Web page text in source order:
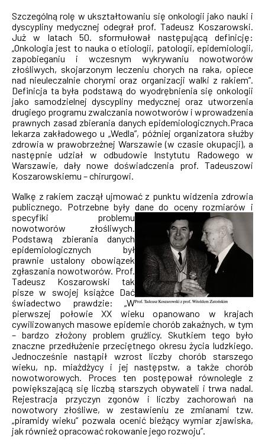
Szczególną rolę w ukształtowaniu się onkologii jako nauki i
dyscypliny medycznej odegrał prof. Tadeusz Koszarowski.
Już w latach 50. sformułował następującą definicję:
„Onkologia jest to nauka o etiologii, patologii, epidemiologii,
zapobieganiu i wczesnym wykrywaniu nowotworów
złośliwych, skojarzonym leczeniu chorych na raka, opiece
nad nieuleczalnie chorymi oraz organizacji walki z rakiem”.
Definicja ta była podstawą do wyodrębnienia się onkologii
jako samodzielnej dyscypliny medycznej oraz utworzenia
drugiego programu zwalczania nowotworów i wprowadzenia
prawnych zasad zbierania danych epidemiologicznych.Praca
lekarza zakładowego u „Wedla”, później organizatora służby
zdrowia w prawobrzeżnej Warszawie (w czasie okupacji), a
następnie udział w odbudowie Instytutu Radowego w
Warszawie, dały nowe doświadczenia prof. Tadeuszowi
Koszarowskiemu – chirurgowi.
Walkę z rakiem zaczął ujmować z punktu widzenia zdrowia
publicznego. Potrzebne były dane do oceny rozmiarów i
specyfiki problemu
nowotworów złośliwych.
Podstawą zbierania danych
epidemiologicznych był
prawnie ustalony obowiązek
zgłaszania nowotworów. Prof.
Tadeusz Koszarowski tak
pisze w swojej książce Dać
świadectwo prawdzie: „W
pierwszej połowie XX wieku opanowano w krajach
cywilizowanych masowe epidemie chorób zakaźnych, w tym
– bardzo złożony problem gruźlicy. Skutkiem tego było
znaczne przedłużenie przeciętnego okresu życia ludzkiego.
Jednocześnie nastąpił wzrost liczby chorób starszego
wieku, np. miażdżycy i jej następstw, a także chorób
nowotworowych. Proces ten postępował równolegle z
powiększającą się liczbą starszych obywateli i trwa nadal.
Rejestracja przyczyn zgonów i liczby zachorowań na
nowotwory złośliwe, w zestawieniu ze zmianami tzw.
„piramidy wieku” pozwala ocenić bieżący wymiar zjawiska,
jak również opracować rokowanie jego rozwoju”.